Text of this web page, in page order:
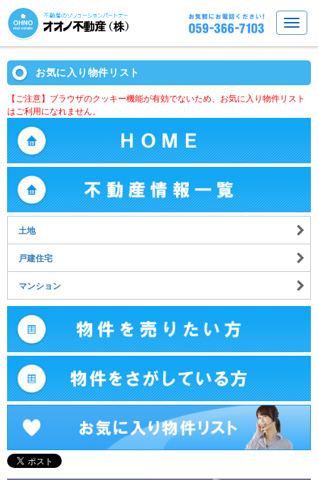
お気に入り物件リスト
【ご注意】ブラウザのクッキー機能が有効でないため、お気に入り物件リスト
はご利用になれません。
土地
戸建住宅
マンション